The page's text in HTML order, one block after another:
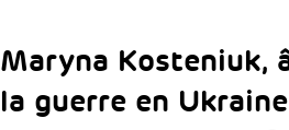
Maryna Kosteniuk,
la guerre en